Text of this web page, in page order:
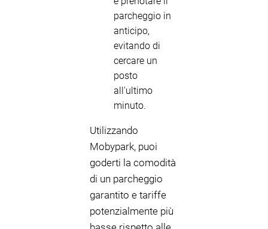
parcheggio in
anticipo,
evitando di
cercare un
posto
all'ultimo
minuto.
Utilizzando
Mobypark, puoi
goderti la comodità
di un parcheggio
garantito e tariffe
potenzialmente più